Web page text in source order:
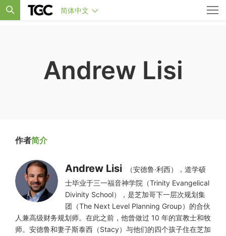
简体中文
Andrew Lisi
作者简介
Andrew Lisi
（安德鲁·利西），道学硕
士毕业于三一福音神学院（Trinity Evangelical
Divinity School），是芝加哥下一层次规划集
团（The Next Level Planning Group）的合伙
人兼高级财务规划师。在此之前，他曾做过 10 年的宣教士和牧
师。安德鲁和妻子斯泰西（Stacy）与他们的四个孩子住在芝加